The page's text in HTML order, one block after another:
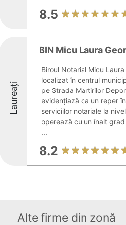
8.5
Laureați
BIN Micu Laura
Biroul Notarial Micu Laura
localizat în centrul
pe Strada Martirilor
evidențiază ca un reper
serviciilor notariale la
operează cu un înalt
...
8.2
Alte firme din zonă